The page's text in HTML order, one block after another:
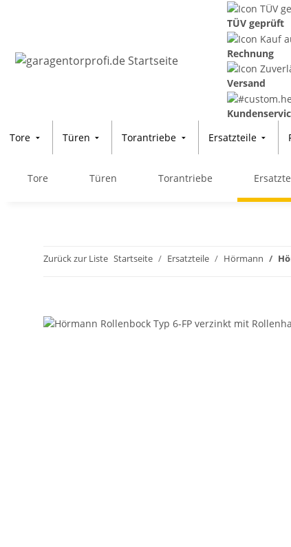
TÜV geprüft
Rechnung
Versand
Tore Türen Torantriebe Ersatzteile
Tore Türen Torantriebe
Zurück zur Liste Startseite Ersatzteile Hörmann